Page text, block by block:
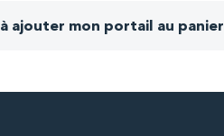
ajouter mon portail au panier